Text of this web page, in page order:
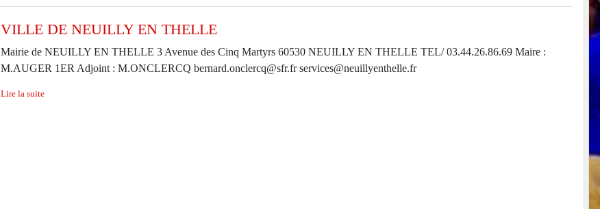
VILLE DE NEUILLY EN THELLE
Mairie de NEUILLY EN THELLE 3 Avenue des Cinq Martyrs 60530 NEUILLY EN THELLE TEL/ 03.44.26.86.69 Maire :
M.AUGER 1ER Adjoint : M.ONCLERCQ bernard.onclercq@sfr.fr services@neuillyenthelle.fr
Lire la suite